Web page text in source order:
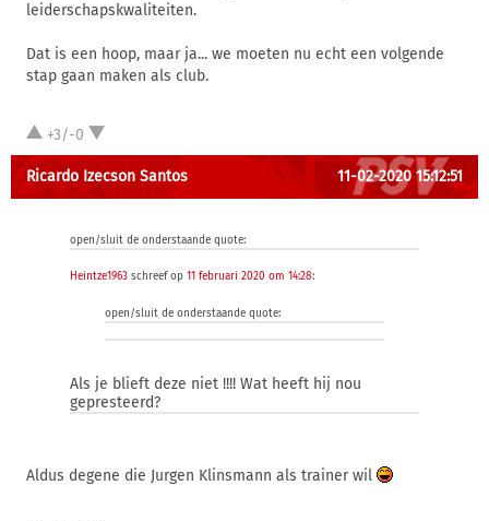
leiderschapskwaliteiten.
Dat is een hoop, maar ja... we moeten nu echt een volgende
stap gaan maken als club.
+3/-0
Ricardo Izecson Santos 11-02-2020 15:12:51
open/sluit de onderstaande quote:
Heintze1963 schreef op 11 februari 2020 om 14:28:
open/sluit de onderstaande quote:
Als je blieft deze niet !!!! Wat heeft hij nou
gepresteerd?
Aldus degene die Jurgen Klinsmann als trainer wil